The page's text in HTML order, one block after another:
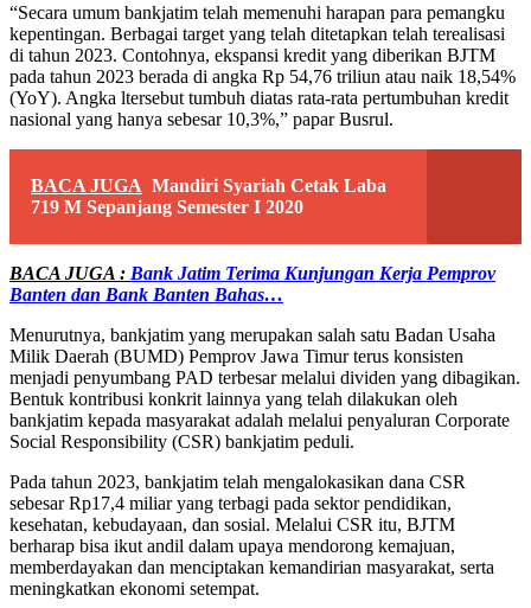
“Secara umum bankjatim telah memenuhi harapan para pemangku
kepentingan. Berbagai target yang telah ditetapkan telah terealisasi
di tahun 2023. Contohnya, ekspansi kredit yang diberikan BJTM
pada tahun 2023 berada di angka Rp 54,76 triliun atau naik 18,54%
(YoY). Angka ltersebut tumbuh diatas rata-rata pertumbuhan kredit
nasional yang hanya sebesar 10,3%,” papar Busrul.
BACA JUGA Mandiri Syariah Cetak Laba
719 M Sepanjang Semester I 2020
BACA JUGA : Bank Jatim Terima Kunjungan Kerja Pemprov
Banten dan Bank Banten Bahas…
Menurutnya, bankjatim yang merupakan salah satu Badan Usaha
Milik Daerah (BUMD) Pemprov Jawa Timur terus konsisten
menjadi penyumbang PAD terbesar melalui dividen yang dibagikan.
Bentuk kontribusi konkrit lainnya yang telah dilakukan oleh
bankjatim kepada masyarakat adalah melalui penyaluran Corporate
Social Responsibility (CSR) bankjatim peduli.
Pada tahun 2023, bankjatim telah mengalokasikan dana CSR
sebesar Rp17,4 miliar yang terbagi pada sektor pendidikan,
kesehatan, kebudayaan, dan sosial. Melalui CSR itu, BJTM
berharap bisa ikut andil dalam upaya mendorong kemajuan,
memberdayakan dan menciptakan kemandirian masyarakat, serta
meningkatkan ekonomi setempat.